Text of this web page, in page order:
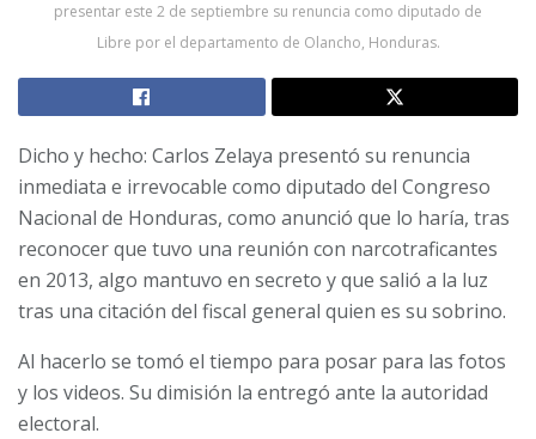
presentar este 2 de septiembre su renuncia como diputado de
Libre por el departamento de Olancho, Honduras.
Dicho y hecho: Carlos Zelaya presentó su renuncia
inmediata e irrevocable como diputado del Congreso
Nacional de Honduras, como anunció que lo haría, tras
reconocer que tuvo una reunión con narcotraficantes
en 2013, algo mantuvo en secreto y que salió a la luz
tras una citación del fiscal general quien es su sobrino.
Al hacerlo se tomó el tiempo para posar para las fotos
y los videos. Su dimisión la entregó ante la autoridad
electoral.